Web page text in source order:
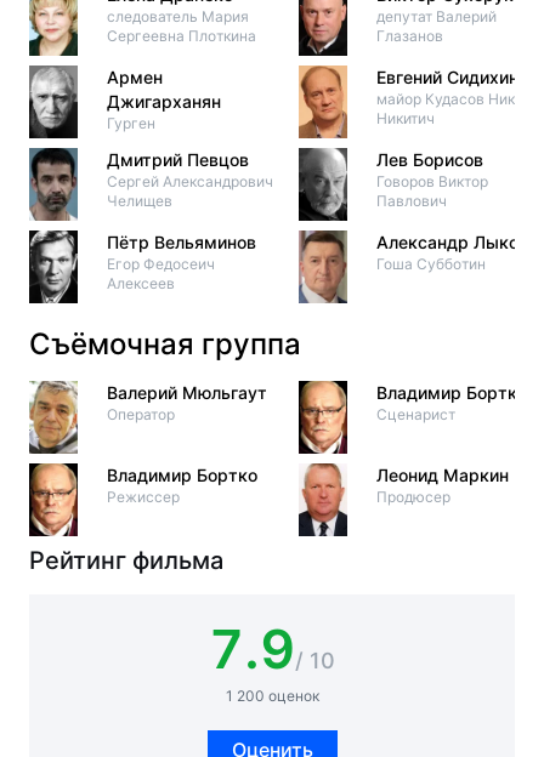
следователь Мария
Сергеевна Плоткина
Армен
Джигарханян
Гурген
Дмитрий Певцов
Сергей Александрович
Челищев
Пётр Вельяминов
Егор Федосеич
Алексеев
депутат Валерий
Глазанов
Евгений Сидихин
майор Кудасов Никита
Никитич
Лев Борисов
Говоров Виктор
Павлович
Александр Лыков
Гоша Субботин
Съёмочная группа
Валерий Мюльгаут
Оператор
Владимир Бортко
Режиссер
Владимир Бортко
Сценарист
Леонид Маркин
Продюсер
Рейтинг фильма
7.9/ 10
1 200 оценок
Оценить